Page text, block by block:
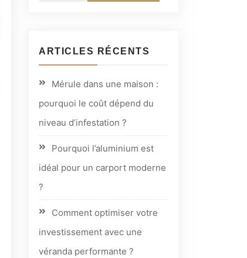
ARTICLES RÉCENTS
Mérule dans une maison :
pourquoi le coût dépend du
niveau d’infestation ?
Pourquoi l’aluminium est
idéal pour un carport moderne
?
Comment optimiser votre
investissement avec une
véranda performante ?